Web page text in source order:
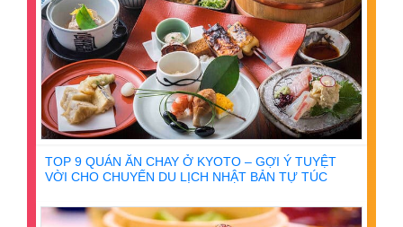
TOP 9 QUÁN ĂN CHAY Ở KYOTO – GỢI Ý TUYỆT
VỜI CHO CHUYẾN DU LỊCH NHẬT BẢN TỰ TÚC